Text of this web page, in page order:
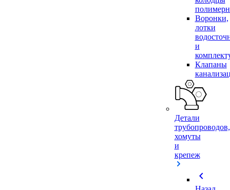
Воронки,
лотки
и
Клапаны
Детали
трубопроводов,
хомуты
и
крепеж
chevron_left